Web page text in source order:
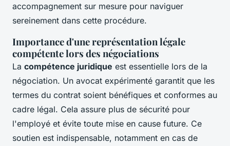
accompagnement sur mesure pour naviguer
sereinement dans cette procédure.
Importance d'une représentation légale
compétente lors des négociations
La compétence juridique est essentielle lors de la
négociation. Un avocat expérimenté garantit que les
termes du contrat soient bénéfiques et conformes au
cadre légal. Cela assure plus de sécurité pour
l'employé et évite toute mise en cause future. Ce
soutien est indispensable, notamment en cas de